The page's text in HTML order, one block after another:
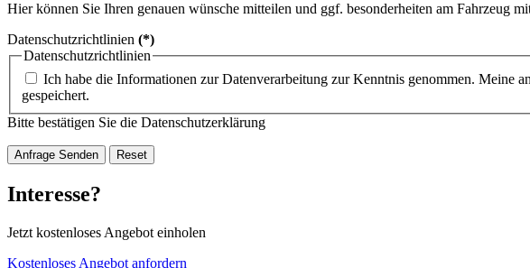
Hier können Sie Ihren genauen wünsche mitteilen und ggf. besonderheiten am Fahrzeug
Datenschutzrichtlinien (*)
Datenschutzrichtlinien
Ich habe die Informationen zur Datenverarbeitung zur Kenntnis genommen. Meine
gespeichert.
Bitte bestätigen Sie die Datenschutzerklärung
Anfrage Senden Reset
Interesse?
Jetzt kostenloses Angebot einholen
Kostenloses Angebot anfordern